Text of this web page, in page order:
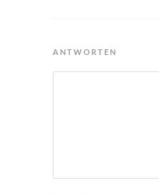
ANTWORTEN